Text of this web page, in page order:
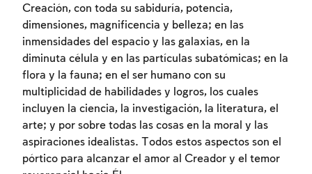
Creación, con toda su sabiduría, potencia,
dimensiones, magnificencia y belleza; en las
inmensidades del espacio y las galaxias, en la
diminuta célula y en las partículas subatómicas; en la
flora y la fauna; en el ser humano con su
multiplicidad de habilidades y logros, los cuales
incluyen la ciencia, la investigación, la literatura, el
arte; y por sobre todas las cosas en la moral y las
aspiraciones idealistas. Todos estos aspectos son el
pórtico para alcanzar el amor al Creador y el temor
Inscripcion requerida
Para marcar lo estudiado debe conectarse
a su cuenta o inscribirse.